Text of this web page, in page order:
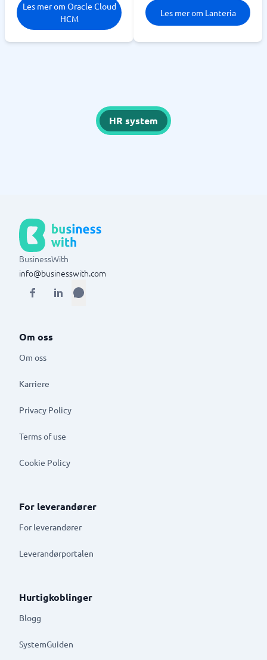
Les mer om Oracle Cloud
HCM
Les mer om Lanteria
HR system
BusinessWith
info@businesswith.com
Om oss
Om oss
Karriere
Privacy Policy
Terms of use
Cookie Policy
For leverandører
For leverandører
Leverandørportalen
Hurtigkoblinger
Blogg
SystemGuiden